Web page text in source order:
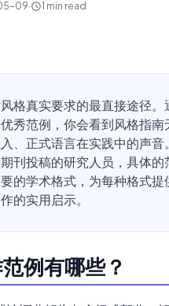
09· 1 min read
格真实要求的最直接途径。
秀范例，你会看到风格指
、正式语言在实践中的声
刊投稿的研究人员，具体
的学术格式，为每种格式
的实用启示。
例有哪些？